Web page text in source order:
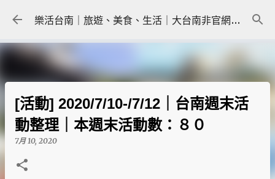
跳到主要內容 樂活台南｜旅遊、美食、生活｜大台南非官網｜tainanlohas.cc
[活動] 2020/7/10-/7/12｜台南週末活
動整理｜本週末活動數：８０
7月 10, 2020